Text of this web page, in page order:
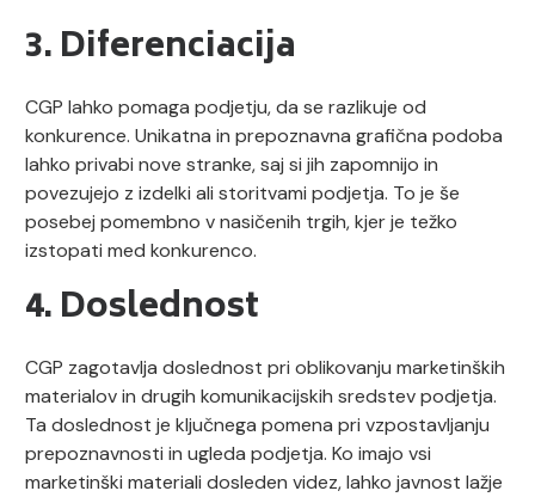
3. Diferenciacija
CGP lahko pomaga podjetju, da se razlikuje od
konkurence. Unikatna in prepoznavna grafična podoba
lahko privabi nove stranke, saj si jih zapomnijo in
povezujejo z izdelki ali storitvami podjetja. To je še
posebej pomembno v nasičenih trgih, kjer je težko
izstopati med konkurenco.
4. Doslednost
CGP zagotavlja doslednost pri oblikovanju marketinških
materialov in drugih komunikacijskih sredstev podjetja.
Ta doslednost je ključnega pomena pri vzpostavljanju
prepoznavnosti in ugleda podjetja. Ko imajo vsi
marketinški materiali dosleden videz, lahko javnost lažje